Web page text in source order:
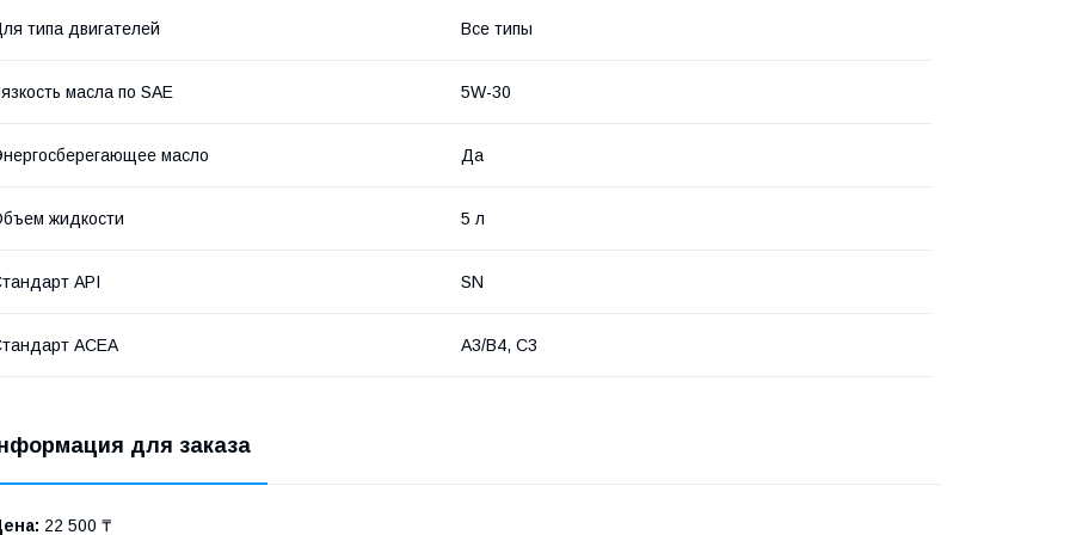
типа двигателей Все типы
масла по SAE 5W-30
масло Да
жидкости 5 л
API SN
ACEA A3/B4, C3
для заказа
22 500 ₸